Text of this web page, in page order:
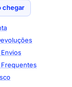
chegar